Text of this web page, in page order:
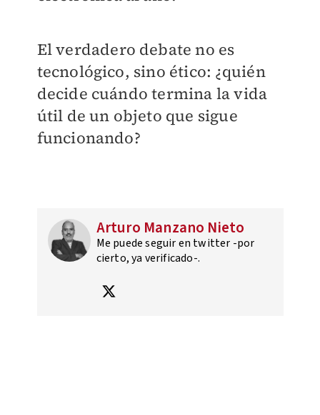
El verdadero debate no es
tecnológico, sino ético: ¿quién
decide cuándo termina la vida
útil de un objeto que sigue
funcionando?
Arturo Manzano Nieto
Me puede seguir en twitter -por
cierto, ya verificado-.